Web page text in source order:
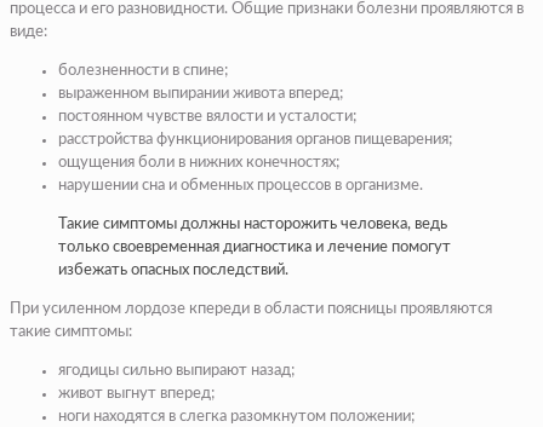
процесса и его разновидности. Общие признаки болезни проявляются в
виде:
болезненности в спине;
выраженном выпирании живота вперед;
постоянном чувстве вялости и усталости;
расстройства функционирования органов пищеварения;
ощущения боли в нижних конечностях;
нарушении сна и обменных процессов в организме.
Такие симптомы должны насторожить человека, ведь
только своевременная диагностика и лечение помогут
избежать опасных последствий.
При усиленном лордозе кпереди в области поясницы проявляются
такие симптомы:
ягодицы сильно выпирают назад;
живот выгнут вперед;
ноги находятся в слегка разомкнутом положении;